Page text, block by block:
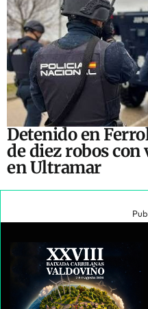
Detenido en
de diez robos
en Ultramar